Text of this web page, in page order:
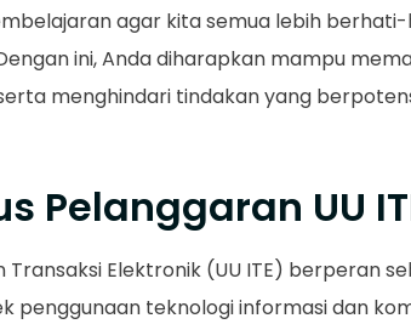
agar kita semua lebih
ini, Anda diharapkan mampu
menghindari tindakan yang
Pelanggaran UU
Elektronik (UU ITE) berperan
penggunaan teknologi informasi dan